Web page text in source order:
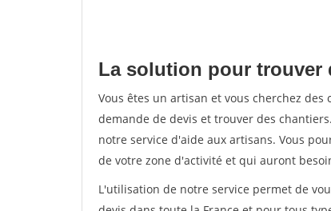
La solution pour trouver
Vous êtes un artisan et vous cherchez
demande de devis et trouver des
notre service d'aide aux artisans. Vous
de votre zone d'activité et qui auront
L'utilisation de notre service permet de